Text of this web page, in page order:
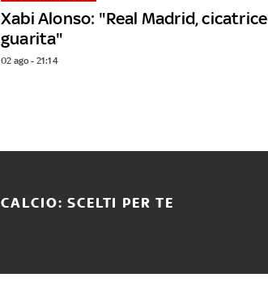
Xabi Alonso: "Real Madrid, cicatrice
guarita"
02 ago - 21:14
CALCIO: SCELTI PER TE